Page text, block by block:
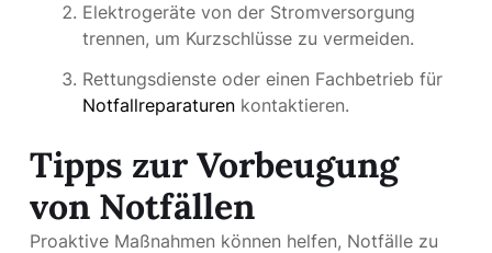
Elektrogeräte von der Stromversorgung
trennen, um Kurzschlüsse zu vermeiden.
Rettungsdienste oder einen Fachbetrieb für
Notfallreparaturen kontaktieren.
Tipps zur Vorbeugung
von Notfällen
Proaktive Maßnahmen können helfen, Notfälle zu